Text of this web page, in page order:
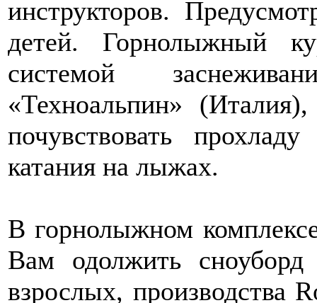
инструкторов.
детей. Горнолыжный
системой
«Техноальпин»
почувствовать
катания на лыжах.
В горнолыжном
Вам одолжить
взрослых, производства